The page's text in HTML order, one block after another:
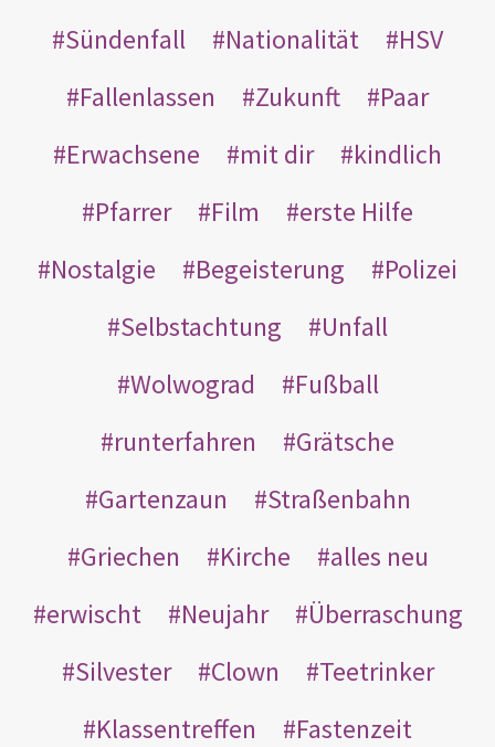
Sündenfall
Nationalität
HSV
Fallenlassen
Zukunft
Paar
Erwachsene
mit dir
kindlich
Pfarrer
Film
erste Hilfe
Nostalgie
Begeisterung
Polizei
Selbstachtung
Unfall
Wolwograd
Fußball
runterfahren
Grätsche
Gartenzaun
Straßenbahn
Griechen
Kirche
alles neu
erwischt
Neujahr
Überraschung
Silvester
Clown
Teetrinker
Klassentreffen
Fastenzeit